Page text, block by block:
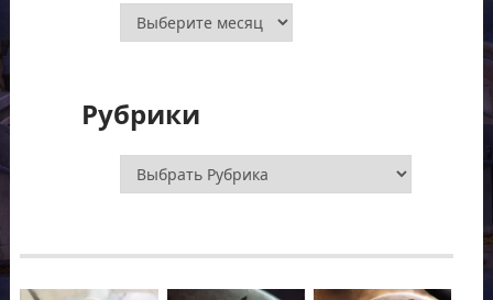
Архивы
Рубрики
Рубрики